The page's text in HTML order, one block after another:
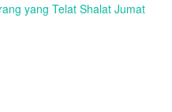
yang Telat Shalat Jumat